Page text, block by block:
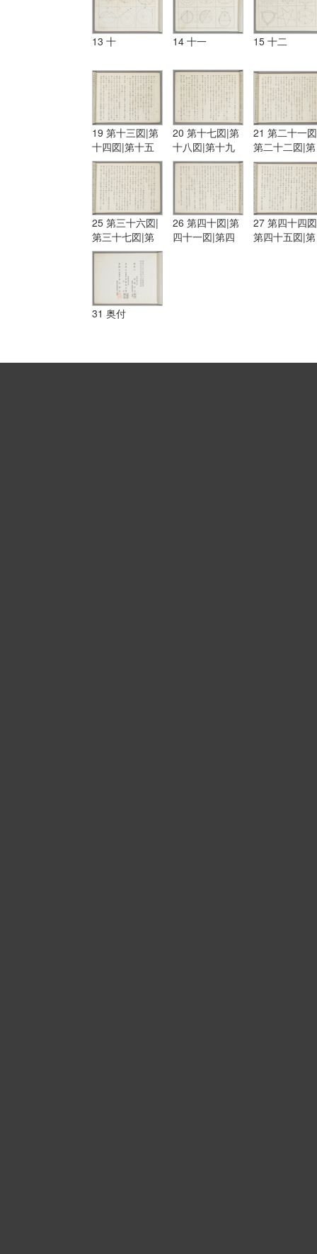
13 十 14 十一 15 十二
19 第十三図|第
十四図|第十五
図|第十六図
20 第十七図|第
十八図|第十九
図|第二十図
21 第二十一
第二十二図|第
二十三図
25 第三十六図|
第三十七図|第
三十八図|第三
十九図
26 第四十図|第
四十一図|第四
27 第四十四
第四十五図|第
31 奥付